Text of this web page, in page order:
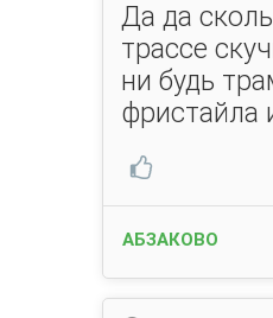
Да да
трассе
ни будь
фристайла
АБЗАКОВО